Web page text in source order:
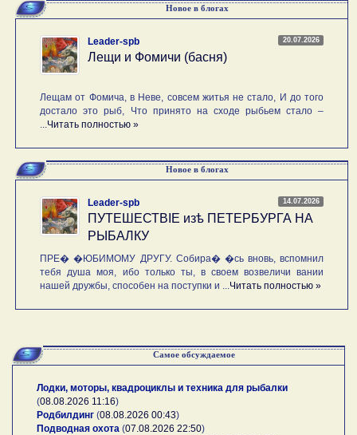
Новое в блогах
20.07.2026
Leader-spb
Лещи и Фомичи (басня)
Лещам от Фомича, в Неве, совсем житья не стало, И до того
достало это рыб, Что принято на сходе рыбьем стало –
Читать полностью »
Новое в блогах
14.07.2026
Leader-spb
ПУТЕШЕСТВIE изѣ ПЕТЕРБУРГА НА
РЫБАЛКУ
ПРЕ� �ЮБИМОМУ ДРУГУ. Собира� �сь вновь, вспомнил
тебя душа моя, ибо только ты, в своем возвеличи вании
нашей дружбы, способен на поступки и ... Читать полностью »
Самое обсуждаемое
Лодки, моторы, квадроциклы и техника для рыбалки
(08.08.2026 11:16)
Родбилдинг (08.08.2026 00:43)
Подводная охота (07.08.2026 22:50)